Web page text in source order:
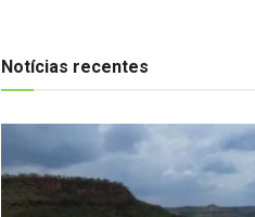
Notícias recentes